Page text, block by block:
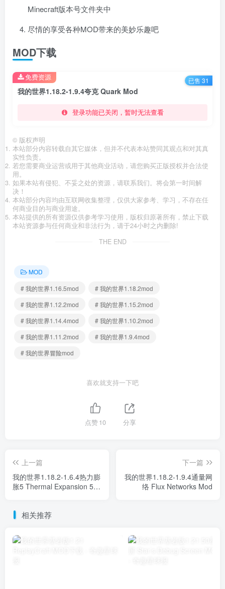
Minecraft版本号文件夹中
尽情的享受各种MOD带来的美妙乐趣吧
MOD下载
我的世界1.18.2-1.9.4夸克 Quark Mod
登录功能已关闭，暂时无法查看
免费资源 已售 31
© 版权声明
本站部分内容转载自其它媒体，但并不代表本站赞同其观点和对其真
实性负责。
若您需要商业运营或用于其他商业活动，请您购买正版授权并合法使
用。
如果本站有侵犯、不妥之处的资源，请联系我们。将会第一时间解
决！
本站部分内容均由互联网收集整理，仅供大家参考、学习，不存在任
何商业目的与商业用途。
本站提供的所有资源仅供参考学习使用，版权归原著所有，禁止下载
本站资源参与任何商业和非法行为，请于24小时之内删除!
THE END
MOD
# 我的世界1.16.5mod
# 我的世界1.18.2mod
# 我的世界1.12.2mod
# 我的世界1.15.2mod
# 我的世界1.14.4mod
# 我的世界1.10.2mod
# 我的世界1.11.2mod
# 我的世界1.9.4mod
# 我的世界冒险mod
喜欢就支持一下吧
点赞10 分享
上一篇
我的世界1.18.2-1.6.4热力膨
胀5 Thermal Expansion 5
下一篇
我的世界1.18.2-1.9.4通量网
络 Flux Networks Mod
相关推荐